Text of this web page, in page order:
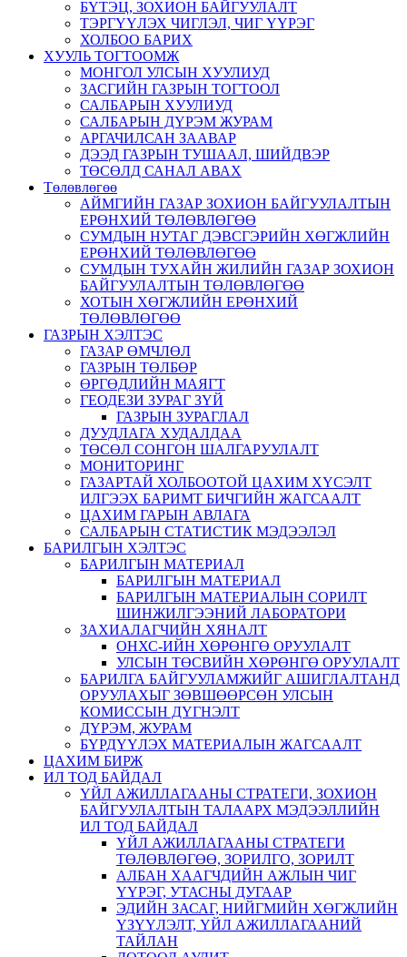
БҮТЭЦ, ЗОХИОН БАЙГУУЛАЛТ
ТЭРГҮҮЛЭХ ЧИГЛЭЛ, ЧИГ ҮҮРЭГ
ХОЛБОО БАРИХ
ХУУЛЬ ТОГТООМЖ
МОНГОЛ УЛСЫН ХУУЛИУД
ЗАСГИЙН ГАЗРЫН ТОГТООЛ
САЛБАРЫН ХУУЛИУД
САЛБАРЫН ДҮРЭМ ЖУРАМ
АРГАЧИЛСАН ЗААВАР
ДЭЭД ГАЗРЫН ТУШААЛ, ШИЙДВЭР
ТӨСӨЛД САНАЛ АВАХ
Төлөвлөгөө
АЙМГИЙН ГАЗАР ЗОХИОН БАЙГУУЛАЛТЫН
ЕРӨНХИЙ ТӨЛӨВЛӨГӨӨ
СУМДЫН НУТАГ ДЭВСГЭРИЙН ХӨГЖЛИЙН
ЕРӨНХИЙ ТӨЛӨВЛӨГӨӨ
СУМДЫН ТУХАЙН ЖИЛИЙН ГАЗАР ЗОХИОН
БАЙГУУЛАЛТЫН ТӨЛӨВЛӨГӨӨ
ХОТЫН ХӨГЖЛИЙН ЕРӨНХИЙ
ТӨЛӨВЛӨГӨӨ
ГАЗРЫН ХЭЛТЭС
ГАЗАР ӨМЧЛӨЛ
ГАЗРЫН ТӨЛБӨР
ӨРГӨДЛИЙН МАЯГТ
ГЕОДЕЗИ ЗУРАГ ЗҮЙ
ГАЗРЫН ЗУРАГЛАЛ
ДУУДЛАГА ХУДАЛДАА
ТӨСӨЛ СОНГОН ШАЛГАРУУЛАЛТ
МОНИТОРИНГ
ГАЗАРТАЙ ХОЛБООТОЙ ЦАХИМ ХҮСЭЛТ
ИЛГЭЭХ БАРИМТ БИЧГИЙН ЖАГСААЛТ
ЦАХИМ ГАРЫН АВЛАГА
САЛБАРЫН СТАТИСТИК МЭДЭЭЛЭЛ
БАРИЛГЫН ХЭЛТЭС
БАРИЛГЫН МАТЕРИАЛ
БАРИЛГЫН МАТЕРИАЛ
БАРИЛГЫН МАТЕРИАЛЫН СОРИЛТ
ШИНЖИЛГЭЭНИЙ ЛАБОРАТОРИ
ЗАХИАЛАГЧИЙН ХЯНАЛТ
ОНХС-ИЙН ХӨРӨНГӨ ОРУУЛАЛТ
УЛСЫН ТӨСВИЙН ХӨРӨНГӨ ОРУУЛАЛТ
БАРИЛГА БАЙГУУЛАМЖИЙГ АШИГЛАЛТАНД
ОРУУЛАХЫГ ЗӨВШӨӨРСӨН УЛСЫН
КОМИССЫН ДҮГНЭЛТ
ДҮРЭМ, ЖУРАМ
БҮРДҮҮЛЭХ МАТЕРИАЛЫН ЖАГСААЛТ
ЦАХИМ БИРЖ
ИЛ ТОД БАЙДАЛ
ҮЙЛ АЖИЛЛАГААНЫ СТРАТЕГИ, ЗОХИОН
БАЙГУУЛАЛТЫН ТАЛААРХ МЭДЭЭЛЛИЙН
ИЛ ТОД БАЙДАЛ
ҮЙЛ АЖИЛЛАГААНЫ СТРАТЕГИ
ТӨЛӨВЛӨГӨӨ, ЗОРИЛГО, ЗОРИЛТ
АЛБАН ХААГЧДИЙН АЖЛЫН ЧИГ
ҮҮРЭГ, УТАСНЫ ДУГААР
ЭДИЙН ЗАСАГ, НИЙГМИЙН ХӨГЖЛИЙН
ҮЗҮҮЛЭЛТ, ҮЙЛ АЖИЛЛАГААНИЙ
ТАЙЛАН